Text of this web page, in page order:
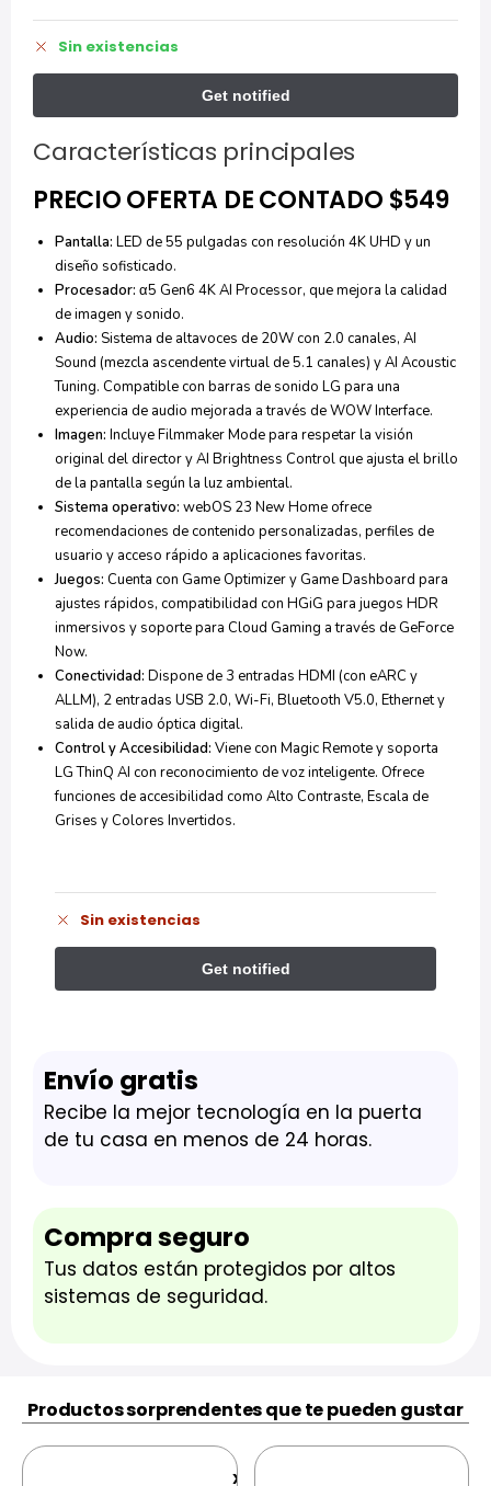
Sin existencias
Características principales
PRECIO OFERTA DE CONTADO $549
Pantalla: LED de 55 pulgadas con resolución 4K UHD y un
diseño sofisticado.
Procesador: α5 Gen6 4K AI Processor, que mejora la calidad
de imagen y sonido.
Audio: Sistema de altavoces de 20W con 2.0 canales, AI
Sound (mezcla ascendente virtual de 5.1 canales) y AI Acoustic
Tuning. Compatible con barras de sonido LG para una
experiencia de audio mejorada a través de WOW Interface.
Imagen: Incluye Filmmaker Mode para respetar la visión
original del director y AI Brightness Control que ajusta el brillo
de la pantalla según la luz ambiental.
Sistema operativo: webOS 23 New Home ofrece
recomendaciones de contenido personalizadas, perfiles de
usuario y acceso rápido a aplicaciones favoritas.
Juegos: Cuenta con Game Optimizer y Game Dashboard para
ajustes rápidos, compatibilidad con HGiG para juegos HDR
inmersivos y soporte para Cloud Gaming a través de GeForce
Now.
Conectividad: Dispone de 3 entradas HDMI (con eARC y
ALLM), 2 entradas USB 2.0, Wi-Fi, Bluetooth V5.0, Ethernet y
salida de audio óptica digital.
Control y Accesibilidad: Viene con Magic Remote y soporta
LG ThinQ AI con reconocimiento de voz inteligente. Ofrece
funciones de accesibilidad como Alto Contraste, Escala de
Grises y Colores Invertidos.
Sin existencias
Envío gratis
Recibe la mejor tecnología en la puerta
de tu casa en menos de 24 horas.
Compra seguro
Tus datos están protegidos por altos
sistemas de seguridad.
Productos sorprendentes que te pueden gustar
Xiaomi